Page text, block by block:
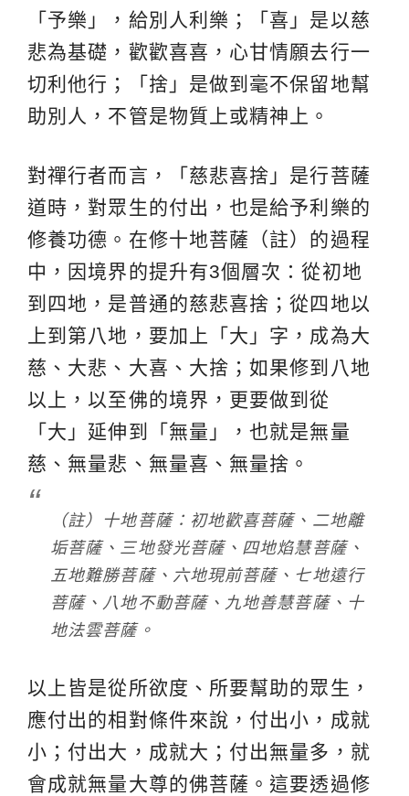
「予樂」，給別人利樂；「喜」是以慈
悲為基礎，歡歡喜喜，心甘情願去行一
切利他行；「捨」是做到毫不保留地幫
助別人，不管是物質上或精神上。
對禪行者而言，「慈悲喜捨」是行菩薩
道時，對眾生的付出，也是給予利樂的
修養功德。在修十地菩薩（註）的過程
中，因境界的提升有3個層次：從初地
到四地，是普通的慈悲喜捨；從四地以
上到第八地，要加上「大」字，成為大
慈、大悲、大喜、大捨；如果修到八地
以上，以至佛的境界，更要做到從
「大」延伸到「無量」，也就是無量
慈、無量悲、無量喜、無量捨。
（註）十地菩薩：初地歡喜菩薩、二地離
垢菩薩、三地發光菩薩、四地焰慧菩薩、
五地難勝菩薩、六地現前菩薩、七地遠行
菩薩、八地不動菩薩、九地善慧菩薩、十
地法雲菩薩。
以上皆是從所欲度、所要幫助的眾生，
應付出的相對條件來說，付出小，成就
小；付出大，成就大；付出無量多，就
會成就無量大尊的佛菩薩。這要透過修